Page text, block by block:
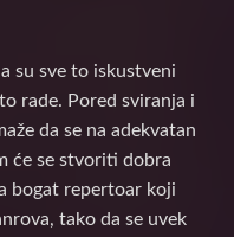
su sve to iskustveni
rade. Pored sviranja i
da se na adekvatan
će se stvoriti dobra
bogat repertoar koji
tako da se uvek